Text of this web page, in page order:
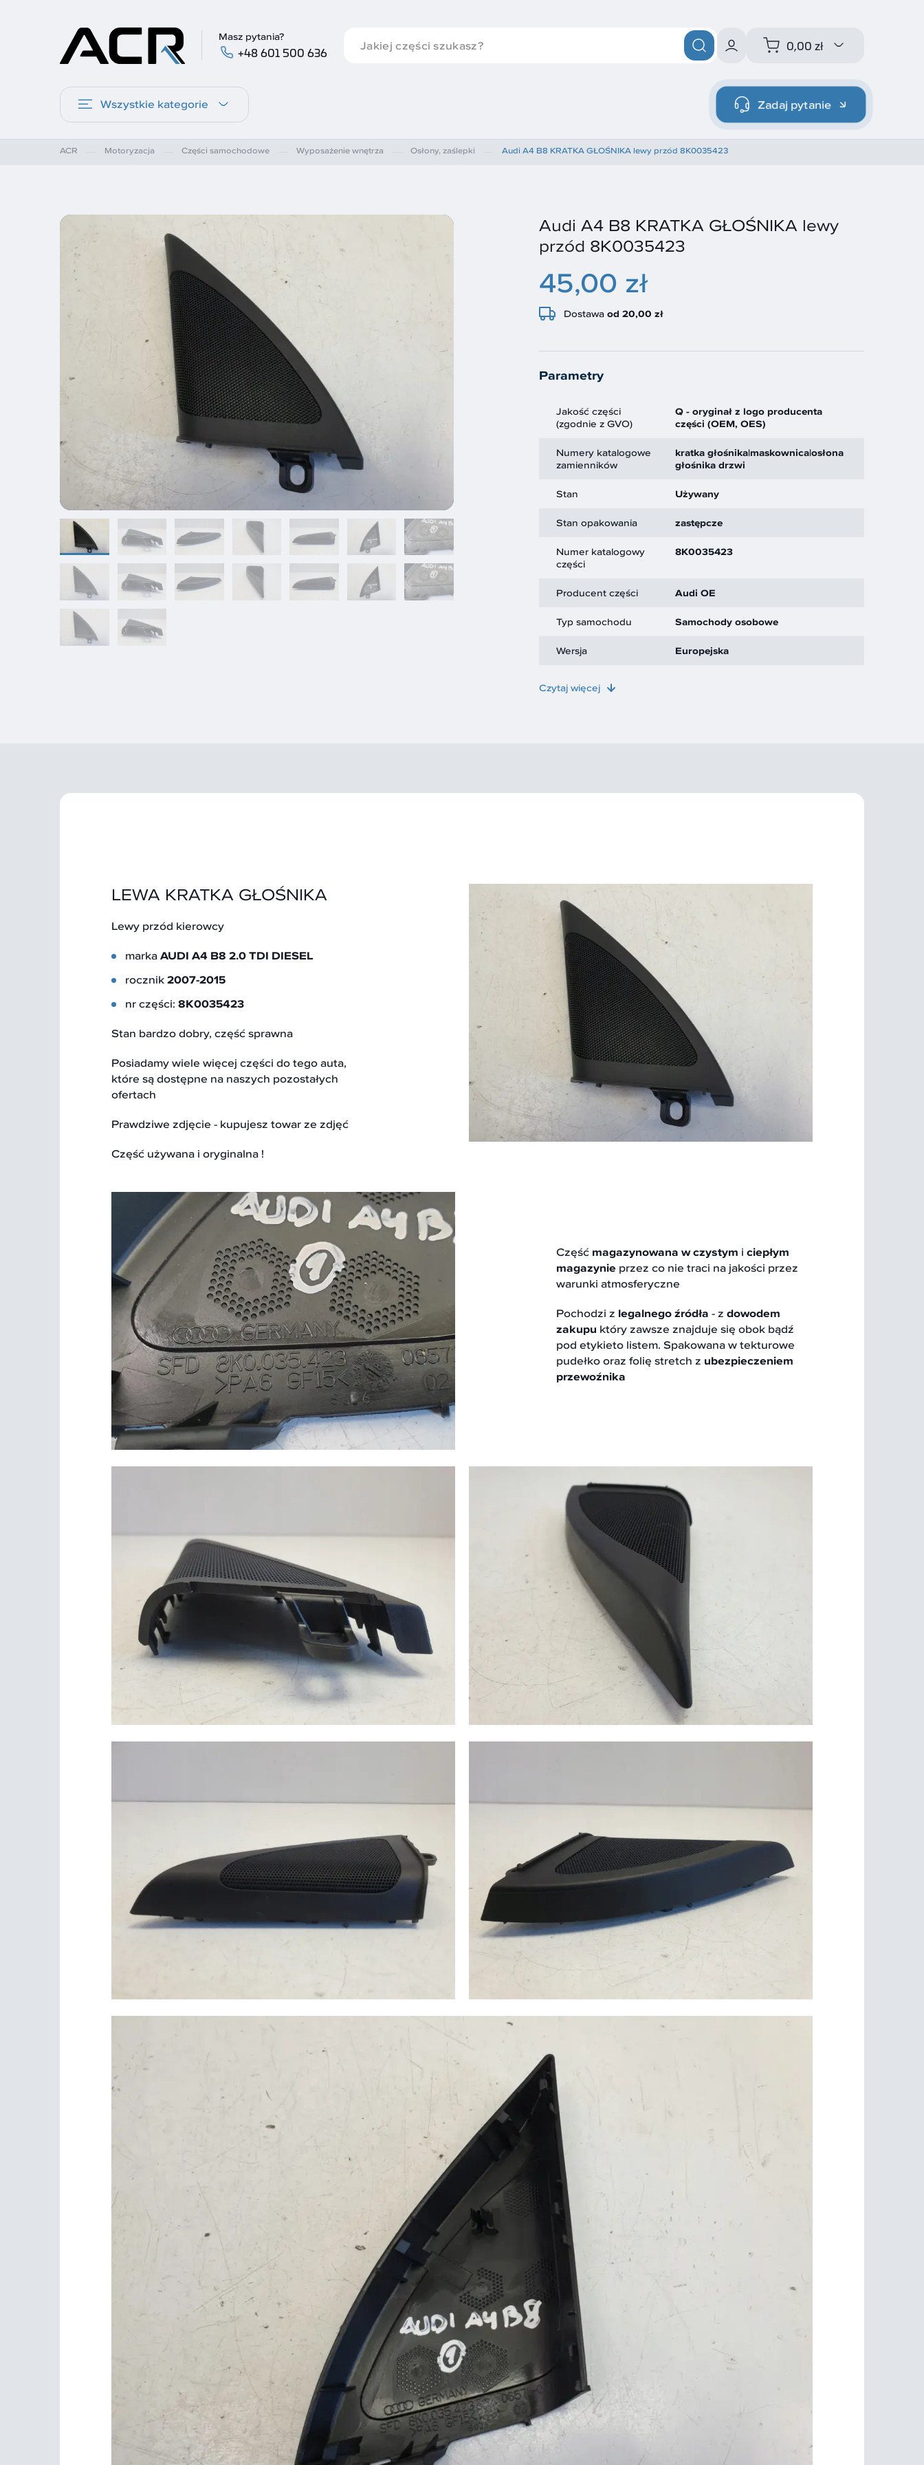
Masz pytania?
+48 601 500 636 0,00 zł
Wszystkie kategorie Zadaj pytanie
ACR Motoryzacja Części samochodowe Wyposażenie wnętrza Osłony, zaślepki Audi A4 B8 KRATKA GŁOŚNIKA lewy przód 8K0035423
Audi A4 B8 KRATKA GŁOŚNIKA lewy
przód 8K0035423
45,00 zł
Dostawa od 20,00 zł
Parametry
Jakość części
(zgodnie z GVO)
Q - oryginał z logo producenta
części (OEM, OES)
Numery katalogowe
zamienników
kratka głośnika|maskownica|osłona
głośnika drzwi
Stan Używany
Stan opakowania zastępcze
Numer katalogowy
części
8K0035423
Producent części Audi OE
Typ samochodu Samochody osobowe
Wersja Europejska
Czytaj więcej
LEWA KRATKA GŁOŚNIKA
Lewy przód kierowcy
markaAUDI A4 B8 2.0 TDI DIESEL
rocznik2007-2015
nr części: 8K0035423
Stan bardzo dobry, część sprawna
Posiadamy wiele więcej części do tego auta,
które są dostępne na naszych pozostałych
ofertach
Prawdziwe zdjęcie - kupujesz towar ze zdjęć
Część używana i oryginalna !
Część magazynowana w czystym i ciepłym
magazynieprzez co nie traci na jakości przez
warunki atmosferyczne
Pochodzi z legalnego źródła - z dowodem
zakupu który zawsze znajduje się obok bądź
pod etykieto listem. Spakowana w tekturowe
pudełko oraz folię stretch z ubezpieczeniem
przewoźnika